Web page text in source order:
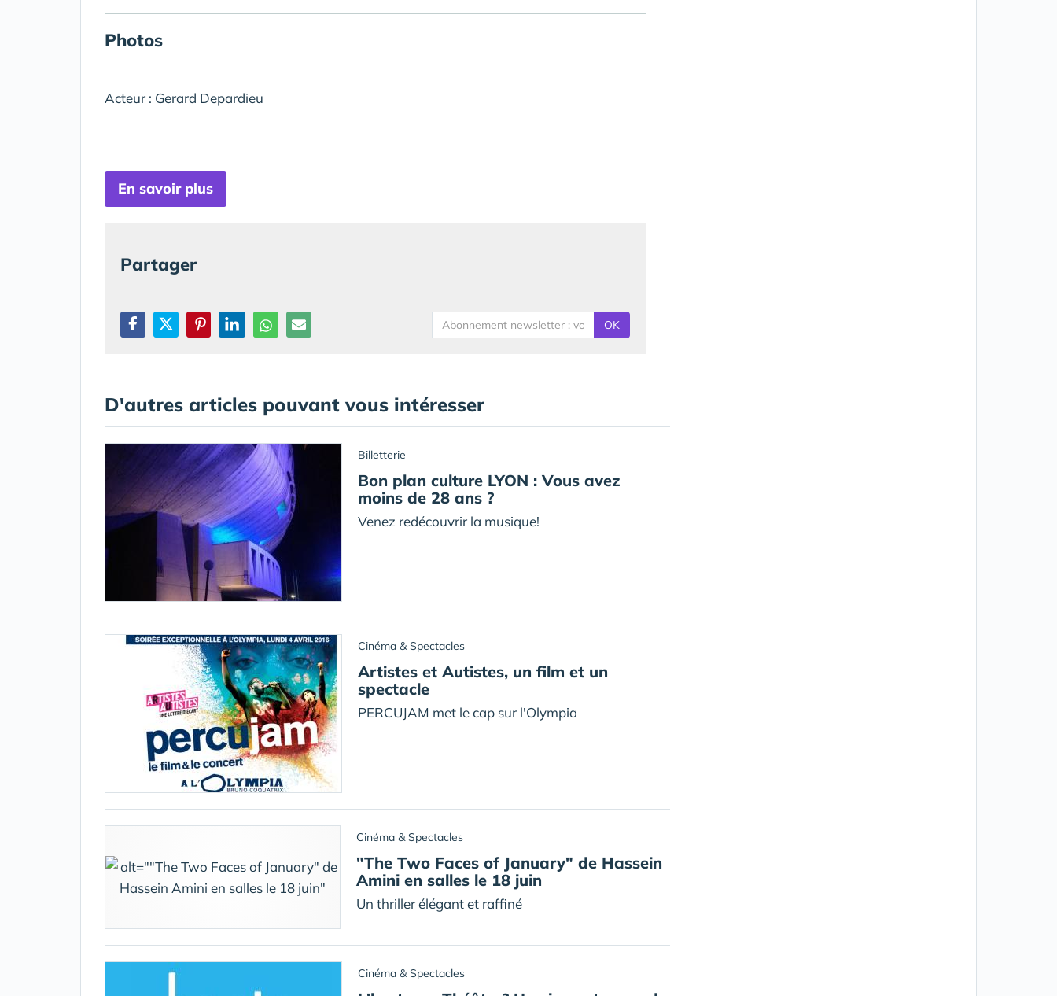
Photos
Acteur : Gerard Depardieu
En savoir plus
Partager
OK
D'autres articles pouvant vous intéresser
Billetterie
Bon plan culture LYON : Vous avez
moins de 28 ans ?
Venez redécouvrir la musique!
Cinéma & Spectacles
Artistes et Autistes, un film et un
spectacle
PERCUJAM met le cap sur l'Olympia
Cinéma & Spectacles
"The Two Faces of January" de Hassein
Amini en salles le 18 juin
Un thriller élégant et raffiné
Cinéma & Spectacles